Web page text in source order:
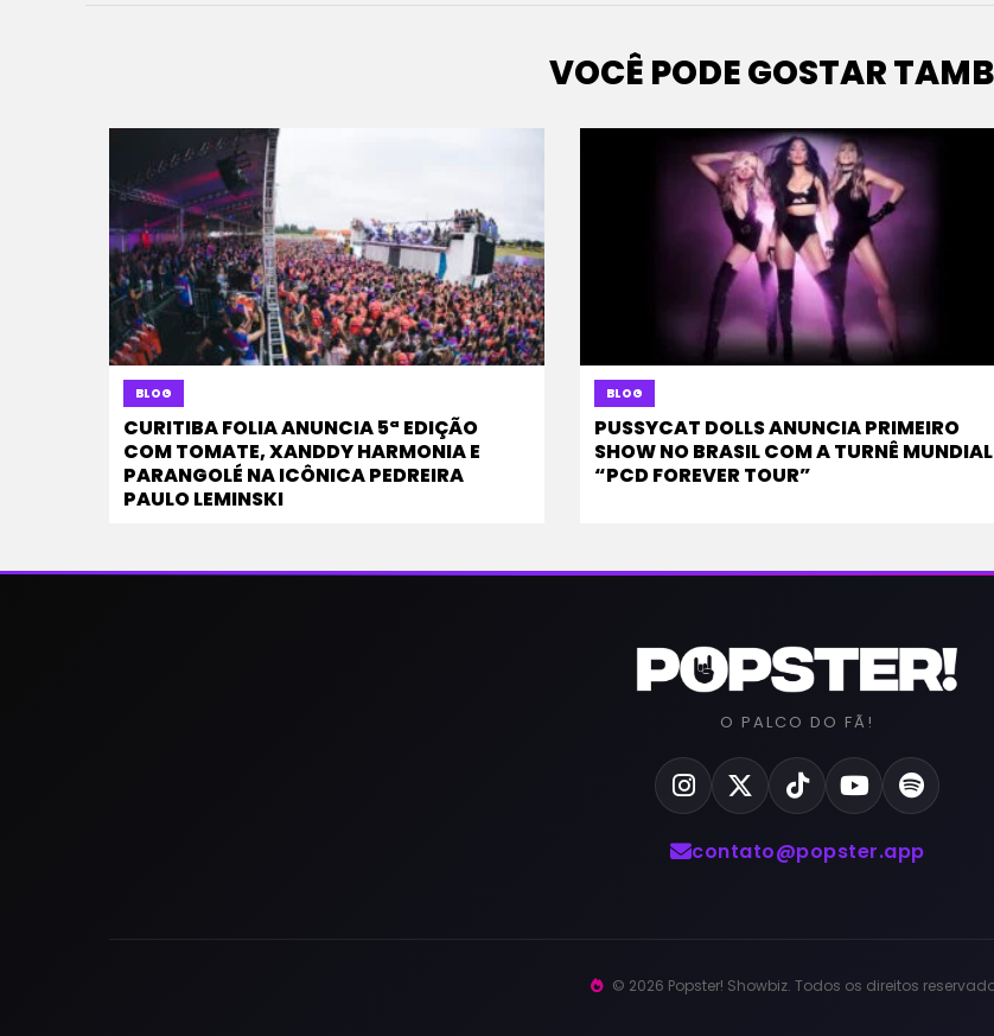
VOCÊ PODE GOSTAR
BLOG
CURITIBA FOLIA ANUNCIA 5ª EDIÇÃO
COM TOMATE, XANDDY HARMONIA E
PARANGOLÉ NA ICÔNICA PEDREIRA
PAULO LEMINSKI
BLOG
PUSSYCAT DOLLS ANUNCIA PRIMEIRO
SHOW NO BRASIL COM A TURNÊ MUNDIAL
“PCD FOREVER TOUR”
O PALCO DO FÃ!
contato@popster.app
© 2026 Popster! Showbiz. Todos os direitos